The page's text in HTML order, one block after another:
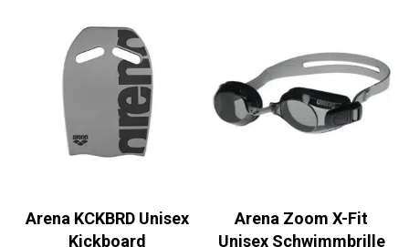
Arena KCKBRD Unisex
Arena Zoom X-Fit